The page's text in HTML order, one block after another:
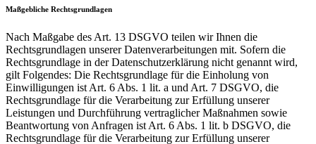
Maßgebliche Rechtsgrundlagen
Nach Maßgabe des Art. 13 DSGVO teilen wir Ihnen die
Rechtsgrundlagen unserer Datenverarbeitungen mit. Sofern die
Rechtsgrundlage in der Datenschutzerklärung nicht genannt wird,
gilt Folgendes: Die Rechtsgrundlage für die Einholung von
Einwilligungen ist Art. 6 Abs. 1 lit. a und Art. 7 DSGVO, die
Rechtsgrundlage für die Verarbeitung zur Erfüllung unserer
Leistungen und Durchführung vertraglicher Maßnahmen sowie
Beantwortung von Anfragen ist Art. 6 Abs. 1 lit. b DSGVO, die
Rechtsgrundlage für die Verarbeitung zur Erfüllung unserer